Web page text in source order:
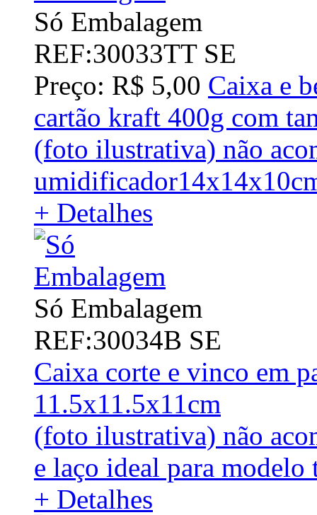
Só Embalagem
REF:30033TT SE
Preço: R$ 5,00 Caixa e
cartão kraft 400g com
(foto ilustrativa) não
+ Detalhes
Só Embalagem
REF:30034B SE
Caixa corte e vinco em
11.5x11.5x11cm
(foto ilustrativa) não
e laço ideal para
+ Detalhes